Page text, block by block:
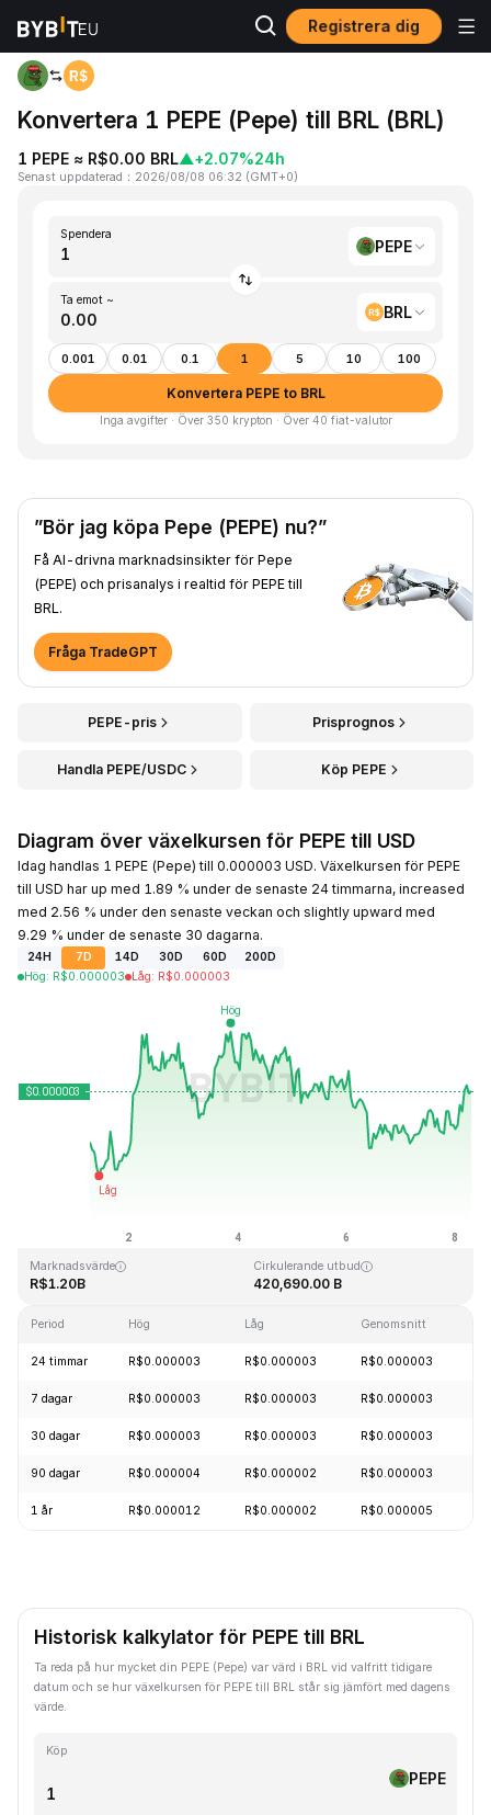
Registrera dig
Hem PEPE to BRL
Konvertera 1 PEPE (Pepe) till BRL (BRL)
1 PEPE ≈ R$0.00 BRL▲+2.07%24h
Senast uppdaterad ： 2026/08/08 06:32 (GMT+0)
Spendera
PEPE
Ta emot ~
BRL
0.001 0.01 0.1 1 5 10 100
Konvertera PEPE to BRL
Inga avgifter · Över 350 krypton · Över 40 fiat-valutor
”Bör jag köpa Pepe (PEPE) nu?”
Få AI-drivna marknadsinsikter för Pepe
(PEPE) och prisanalys i realtid för PEPE till
BRL.
Fråga TradeGPT
PEPE-pris Prisprognos
Handla PEPE/USDC Köp PEPE
Diagram över växelkursen för PEPE till USD
Idag handlas 1 PEPE (Pepe) till 0.000003 USD. Växelkursen för PEPE
till USD har up med 1.89 % under de senaste 24 timmarna, increased
med 2.56 % under den senaste veckan och slightly upward med
9.29 % under de senaste 30 dagarna.
24H 7D 14D 30D 60D
200D
Hög: R$0.000003 Låg: R$0.000003
Senast uppdaterad: 2026-08-08, 06:32 GMT+0
Marknadsvärde
R$1.20B
Cirkulerande utbud
420,690.00 B
Period Hög Låg Genomsnitt
24 timmar R$0.000003 R$0.000003 R$0.000003
7 dagar R$0.000003 R$0.000003 R$0.000003
30 dagar R$0.000003 R$0.000003 R$0.000003
90 dagar R$0.000004 R$0.000002 R$0.000003
1 år R$0.000012 R$0.000002 R$0.000005
Historisk kalkylator för PEPE till BRL
Ta reda på hur mycket din PEPE (Pepe) var värd i BRL vid valfritt tidigare
datum och se hur växelkursen för PEPE till BRL står sig jämfört med dagens
värde.
Köp
PEPE